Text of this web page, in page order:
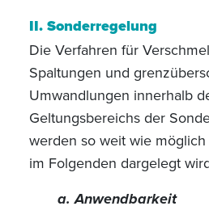
II. Sonderregelung
Die Verfahren für
Spaltungen und
Umwandlungen innerhalb
Geltungsbereichs der
werden so weit wie
im Folgenden dargelegt
a. Anwendbarkeit